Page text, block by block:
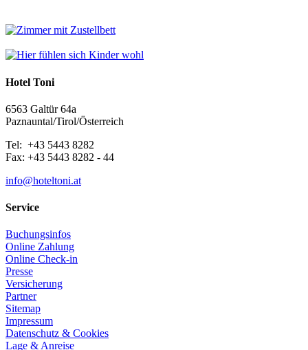
Hotel Toni
6563 Galtür 64a
Paznauntal/Tirol/Österreich
Tel: +43 5443 8282
Fax: +43 5443 8282 - 44
info@hoteltoni.at
Service
Buchungsinfos
Online Zahlung
Online Check-in
Presse
Versicherung
Partner
Sitemap
Impressum
Datenschutz & Cookies
Lage & Anreise